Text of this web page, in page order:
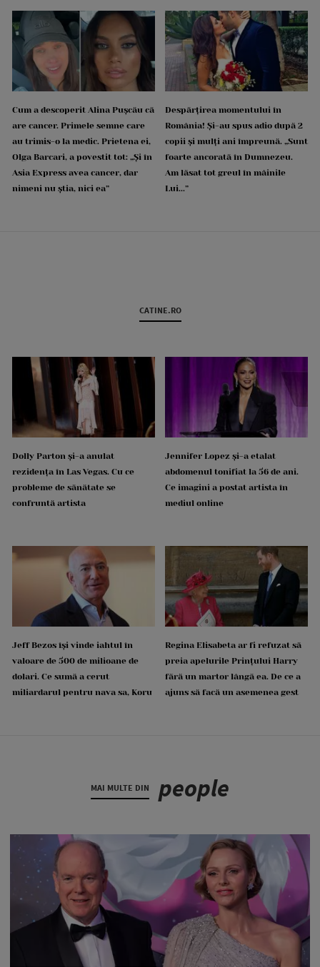
Cum a descoperit Alina Pușcău că
are cancer. Primele semne care
au trimis-o la medic. Prietena ei,
Olga Barcari, a povestit tot: „Și în
Asia Express avea cancer, dar
nimeni nu știa, nici ea”
Despărțirea momentului în
România! Și-au spus adio după 2
copii și mulți ani împreună. „Sunt
foarte ancorată în Dumnezeu.
Am lăsat tot greul în mâinile
Lui...”
CATINE.RO
Dolly Parton și-a anulat
rezidența în Las Vegas. Cu ce
probleme de sănătate se
confruntă artista
Jennifer Lopez și-a etalat
abdomenul tonifiat la 56 de ani.
Ce imagini a postat artista în
mediul online
Jeff Bezos își vinde iahtul în
valoare de 500 de milioane de
dolari. Ce sumă a cerut
miliardarul pentru nava sa, Koru
Regina Elisabeta ar fi refuzat să
preia apelurile Prințului Harry
fără un martor lângă ea. De ce a
ajuns să facă un asemenea gest
MAI MULTE DIN people